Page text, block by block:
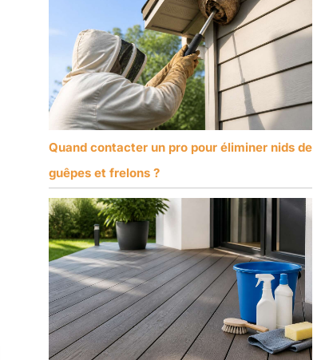
Quand contacter un pro pour éliminer nids de
guêpes et frelons ?